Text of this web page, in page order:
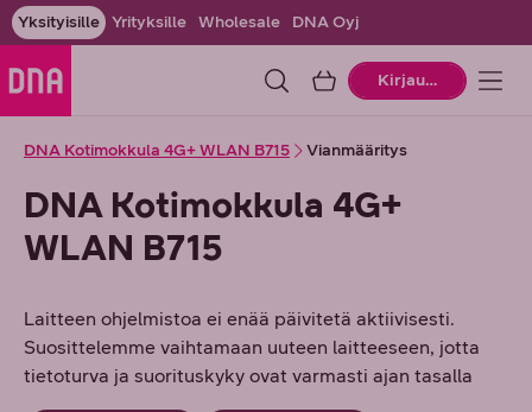
Yksityisille Yrityksille Wholesale DNA Oyj
OstoskoriKirjaudu
DNA Kotimokkula 4G+ WLAN B715 Vianmääritys
DNA Kotimokkula 4G+
WLAN B715
Laitteen ohjelmistoa ei enää päivitetä aktiivisesti.
Suosittelemme vaihtamaan uuteen laitteeseen, jotta
tietoturva ja suorituskyky ovat varmasti ajan tasalla